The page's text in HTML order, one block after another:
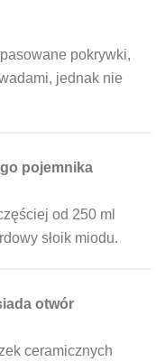
pokrywki,
jednak nie
pojemnika
od 250 ml
słoik miodu.
otwór
ceramicznych